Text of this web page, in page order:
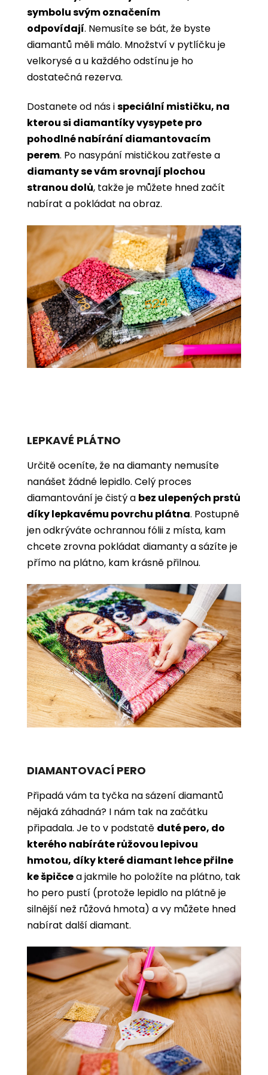
symbolu svým označením
odpovídají. Nemusíte se bát, že byste
diamantů měli málo. Množství v pytlíčku je
velkorysé a u každého odstínu je ho
dostatečná rezerva.
Dostanete od nás ispeciální mističku, na
kterou si diamantíky vysypete pro
pohodlné nabírání diamantovacím
perem. Po nasypání mističkou zatřeste a
diamanty se vám srovnají plochou
stranou dolů, takže je můžete hned začít
nabírat a pokládat na obraz.
LEPKAVÉ PLÁTNO
Určitě oceníte, že na diamanty nemusíte
nanášet žádné lepidlo. Celý proces
diamantování je čistý a bez ulepených prstů
díky lepkavému povrchu plátna. Postupně
jen odkrýváte ochrannou fólii z místa, kam
chcete zrovna pokládat diamanty a sázíte je
přímo na plátno, kam krásně přilnou.
DIAMANTOVACÍ PERO
Připadá vám ta tyčka na sázení diamantů
nějaká záhadná? I nám tak na začátku
připadala. Je to v podstatě duté pero, do
kterého nabíráte růžovou lepivou
hmotou, díky které diamant lehce přilne
ke špičcea jakmile ho položíte na plátno, tak
ho pero pustí (protože lepidlo na plátně je
silnější než růžová hmota) a vy můžete hned
nabírat další diamant.